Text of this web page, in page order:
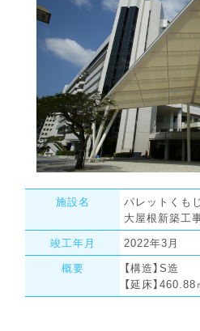
施設名
パレットくも
大屋根新築工
竣工年月
2022年3月
概要
【構造】S造
【延床】460.88